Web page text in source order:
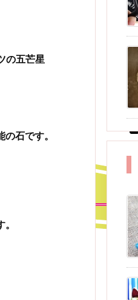
の五芒星
石です。